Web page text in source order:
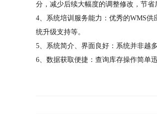
分，减少后续大幅度的调整修改，节省
4、系统培训服务能力：优秀的WMS
统升级支持等。
5、系统简介、界面良好：系统并非越
6、数据获取便捷：查询库存操作简单